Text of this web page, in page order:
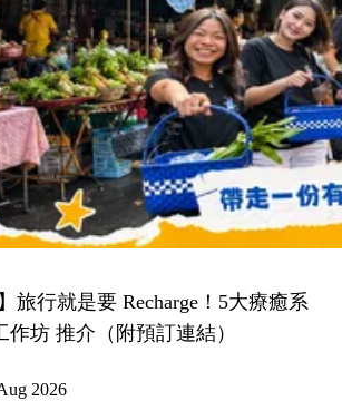
旅行就是要 Recharge！5大療癒系
作坊 推介（附預訂連結）
2026